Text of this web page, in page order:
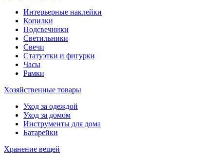
Интерьерные наклейки
Копилки
Подсвечники
Светильники
Свечи
Статуэтки и фигурки
Часы
Рамки
Хозяйственные товары
Уход за одеждой
Уход за домом
Инструменты для дома
Батарейки
Хранение вещей